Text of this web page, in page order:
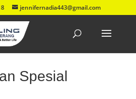
jennifernadia443@gmail.com
Spesial